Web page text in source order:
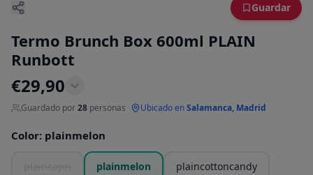
Guardar
Termo Brunch Box 600ml PLAIN
Runbott
€29,90
Guardado por28 personas Ubicado enSalamanca, Madrid
Color: plainmelon
plainmelon plaincottoncandy